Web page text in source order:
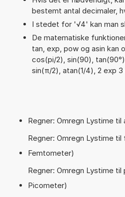
bestemt antal decimaler,
I stedet for '√4' kan man
De matematiske
tan, exp, pow og asin kan
cos(pi/2), sin(90),
sin(π/2), atan(1/4), 2 exp 3
Regner: Omregn Lystime
Regner: Omregn Lystime
Femtometer)
Regner: Omregn Lystime
Picometer)